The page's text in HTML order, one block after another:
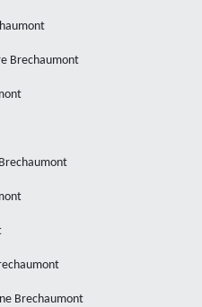
Brechaumont
Brechaumont